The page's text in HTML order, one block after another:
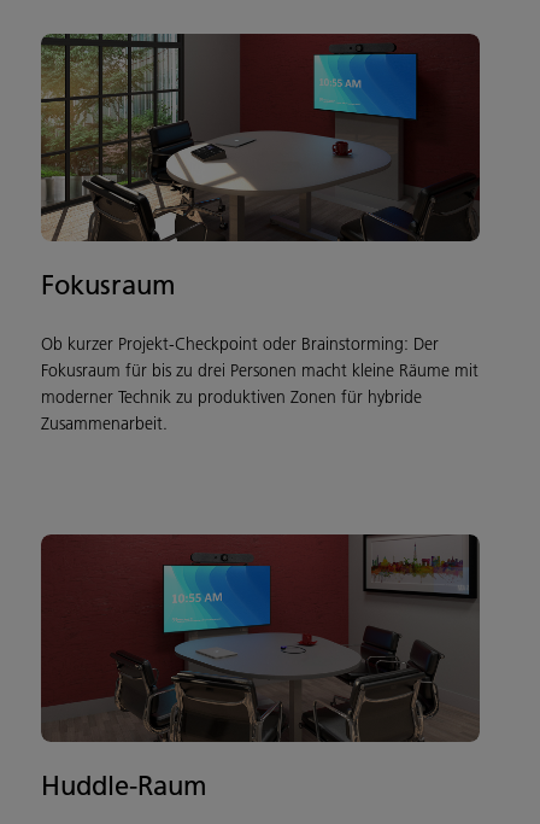
Fokusraum
Ob kurzer Projekt-Checkpoint oder Brainstorming: Der
Fokusraum für bis zu drei Personen macht kleine Räume mit
moderner Technik zu produktiven Zonen für hybride
Zusammenarbeit.
Huddle-Raum